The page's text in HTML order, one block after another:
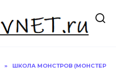
»
ШКОЛА МОНСТРОВ (МОНСТЕР